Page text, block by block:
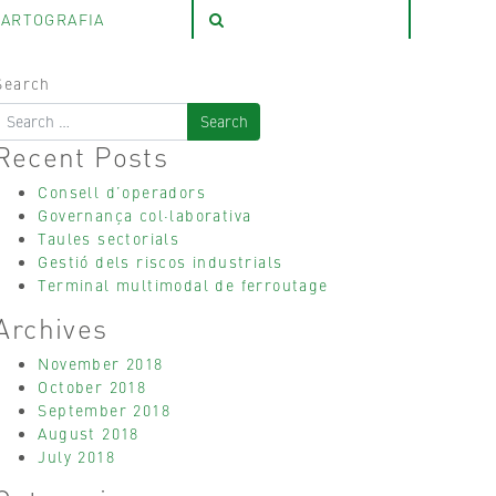
Posts
Consell d’operadors
Governança col·laborativa
Taules sectorials
Gestió dels riscos industrials
Terminal multimodal de ferroutage
November 2018
October 2018
September 2018
August 2018
July 2018